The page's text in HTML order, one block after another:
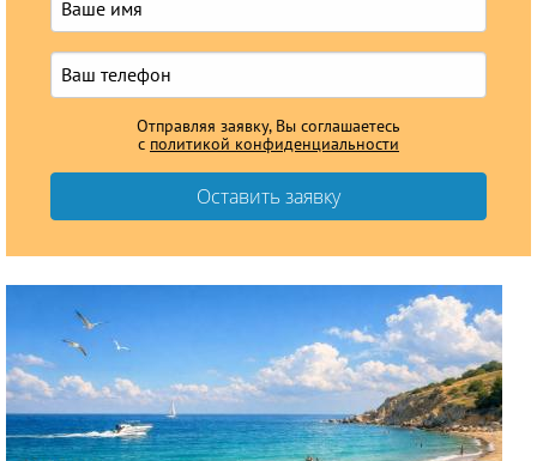
Отправляя заявку, Вы соглашаетесь
с политикой конфиденциальности